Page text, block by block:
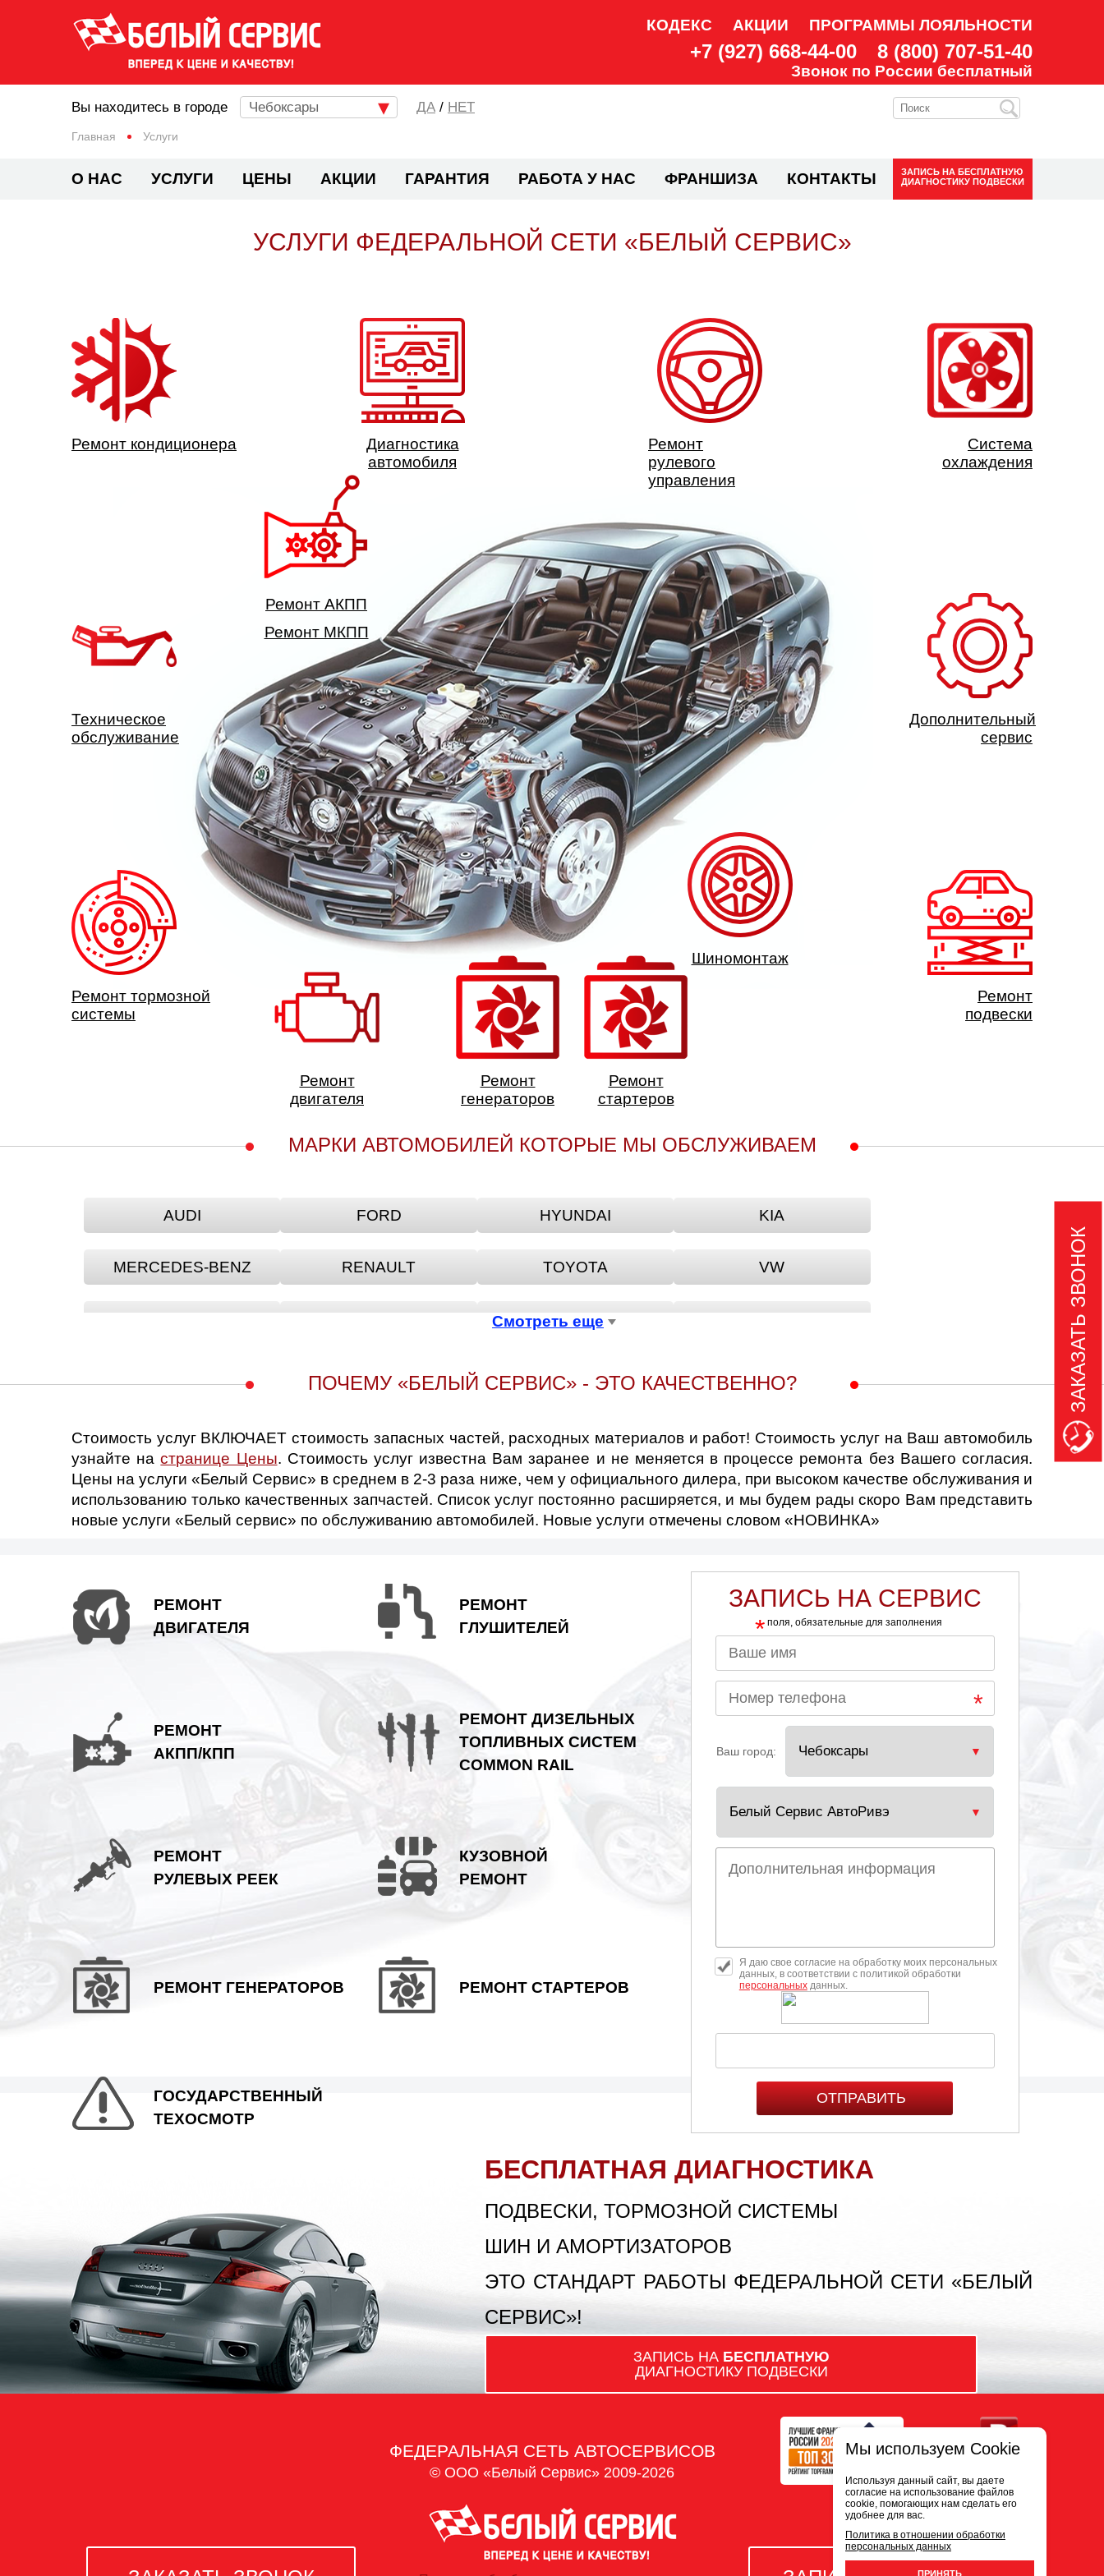
КОДЕКС АКЦИИ ПРОГРАММЫ ЛОЯЛЬНОСТИ
+7 (927) 668-44-00 8 (800) 707-51-40
Звонок по России бесплатный
Главная Услуги
Вы находитесь в городе Чебоксары / НЕТ
О НАС УСЛУГИ ЦЕНЫ АКЦИИ ГАРАНТИЯ РАБОТА У НАС ФРАНШИЗА КОНТАКТЫ ЗАПИСЬ НА БЕСПЛАТНУЮ
ДИАГНОСТИКУ ПОДВЕСКИ
УСЛУГИ ФЕДЕРАЛЬНОЙ СЕТИ «БЕЛЫЙ СЕРВИС»
Техническое
обслуживание
Ремонт тормозной
системы
Ремонт
подвески
Ремонт кондиционера
Диагностика
автомобиля
Система
охлаждения
Ремонт
рулевого
управления
Шиномонтаж
Дополнительный
сервис
Ремонт АКПП
Ремонт МКПП
Ремонт
двигателя
Ремонт
генераторов
Ремонт
стартеров
МАРКИ АВТОМОБИЛЕЙ КОТОРЫЕ МЫ ОБСЛУЖИВАЕМ
ACURA ALFA ROMEO
AUDI
BENTLEY BESTURN (FAW)
CITRO?N CITROEN DACIA DAEWOO
DAIHATSU DATSUN DERWAYS DODGE
FORD
GAZ
GEELY GMC GREAT WALL HAVAL
HYUNDAI
IRAN KHODRO (IKCO)
ISUZU JAGUAR JEEP
KIA
LADA
LAND ROVER LIFAN
MAZDA
MERCEDES-BENZ
MITSUBISHI
MOSKVICH NISSAN
RENAULT
SAAB SEAT SKODA SMART
TOYOTA
UAZ
VW
ZOTYE
Смотреть еще
ПОЧЕМУ «БЕЛЫЙ СЕРВИС» - ЭТО КАЧЕСТВЕННО?
Стоимость услуг ВКЛЮЧАЕТ стоимость запасных частей, расходных материалов и работ! Стоимость услуг на Ваш автомобиль
узнайте настранице Цены. Стоимость услуг известна Вам заранее и не меняется в процессе ремонта без Вашего согласия.
Цены на услуги «Белый Сервис» в среднем в 2-3 раза ниже, чем у официального дилера, при высоком качестве обслуживания и
использованию только качественных запчастей. Список услуг постоянно расширяется, и мы будем рады скоро Вам представить
новые услуги «Белый сервис» по обслуживанию автомобилей. Новые услуги отмечены словом «НОВИНКА»
РЕМОНТ
ДВИГАТЕЛЯ
РЕМОНТ
ГЛУШИТЕЛЕЙ
РЕМОНТ
АКПП/КПП
РЕМОНТ ДИЗЕЛЬНЫХ
ТОПЛИВНЫХ СИСТЕМ
COMMON RAIL
РЕМОНТ
РУЛЕВЫХ РЕЕК
КУЗОВНОЙ
РЕМОНТ
РЕМОНТ ГЕНЕРАТОРОВ РЕМОНТ СТАРТЕРОВ
ГОСУДАРСТВЕННЫЙ
ТЕХОСМОТР
ЗАПИСЬ НА СЕРВИС
* поля, обязательные для заполнения
Ваш город:
Я даю свое согласие на обработку моих персональных
данных, в соответствии с политикой обработки
персональныхданных.
БЕСПЛАТНАЯ ДИАГНОСТИКА
ПОДВЕСКИ, ТОРМОЗНОЙ СИСТЕМЫ
ШИН И АМОРТИЗАТОРОВ
ЭТО СТАНДАРТ РАБОТЫ ФЕДЕРАЛЬНОЙ СЕТИ «БЕЛЫЙ
СЕРВИС»!
ЗАПИСЬ НА БЕСПЛАТНУЮ
ДИАГНОСТИКУ ПОДВЕСКИ
ФЕДЕРАЛЬНАЯ СЕТЬ АВТОСЕРВИСОВ
© ООО «Белый Сервис» 2009-2026
ЗАКАЗАТЬ ЗВОНОК
Мы используем Cookie
Используя данный сайт, вы даете
согласие на использование файлов
cookie, помогающих нам сделать его
удобнее для вас.
Политика в отношении обработки
персональных данных
ПРИНЯТЬ